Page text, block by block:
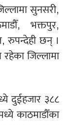
सुनसरी,
भक्तपुर,
रुपन्देही छन् ।
जिल्लामा
दुईहजार ३८८
काठमाडौँका